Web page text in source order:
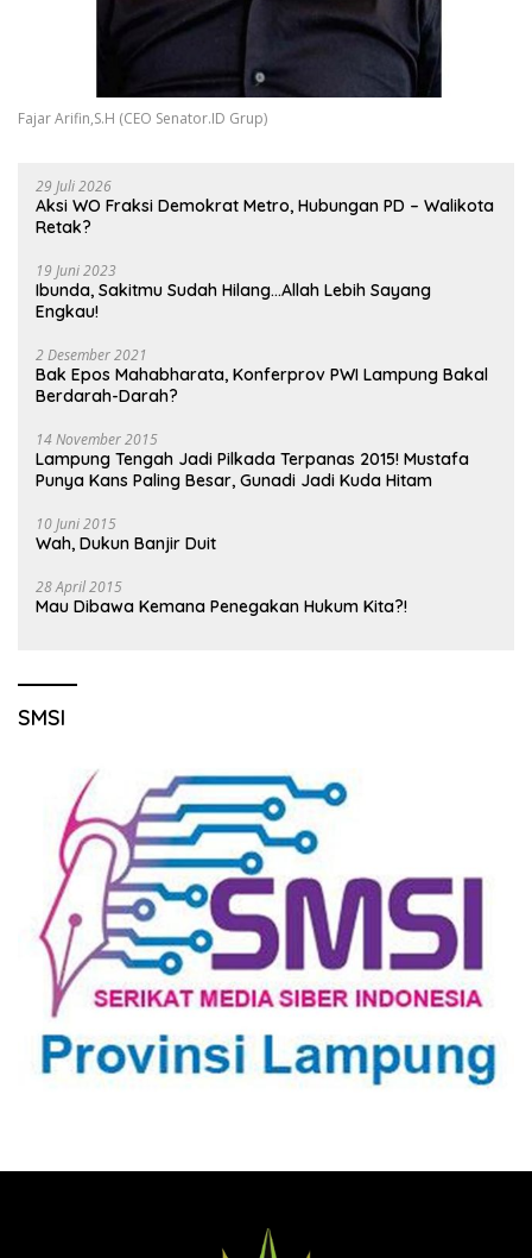
Fajar Arifin,S.H (CEO Senator.ID Grup)
29 Juli 2026
Aksi WO Fraksi Demokrat Metro, Hubungan PD – Walikota
Retak?
19 Juni 2023
Ibunda, Sakitmu Sudah Hilang…Allah Lebih Sayang
Engkau!
2 Desember 2021
Bak Epos Mahabharata, Konferprov PWI Lampung Bakal
Berdarah-Darah?
14 November 2015
Lampung Tengah Jadi Pilkada Terpanas 2015! Mustafa
Punya Kans Paling Besar, Gunadi Jadi Kuda Hitam
10 Juni 2015
Wah, Dukun Banjir Duit
28 April 2015
Mau Dibawa Kemana Penegakan Hukum Kita?!
SMSI